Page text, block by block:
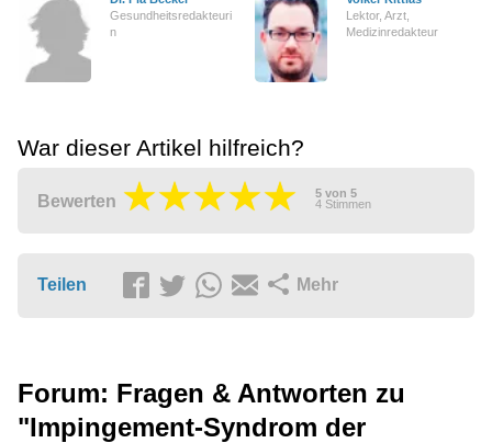
Gesundheitsredakteuri
n
Lektor, Arzt,
Medizinredakteur
War dieser Artikel hilfreich?
Bewerten 5 von 5
4 Stimmen
Teilen Mehr
Forum: Fragen & Antworten zu
"Impingement-Syndrom der